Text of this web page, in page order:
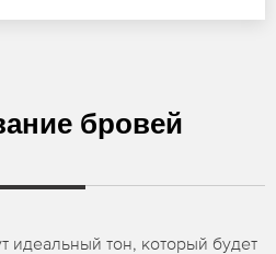
бровей
идеальный тон, который будет